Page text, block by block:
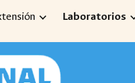
to navigation Laboratorios